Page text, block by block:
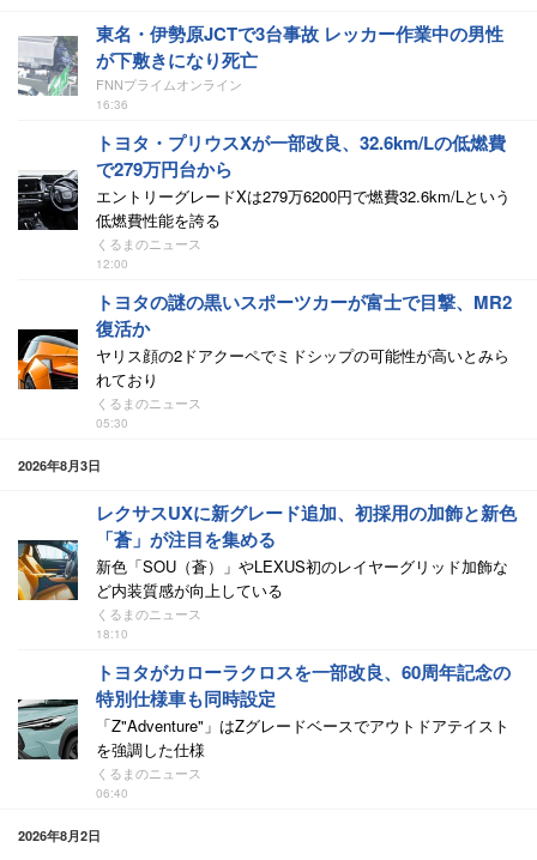
東名・伊勢原JCTで3台事故 レッカー作業中の男性
が下敷きになり死亡
FNNプライムオンライン
16:36
トヨタ・プリウスXが一部改良、32.6km/Lの低燃費
で279万円台から
エントリーグレードXは279万6200円で燃費32.6km/Lという
低燃費性能を誇る
くるまのニュース
12:00
トヨタの謎の黒いスポーツカーが富士で目撃、MR2
復活か
ヤリス顔の2ドアクーペでミドシップの可能性が高いとみら
れており
くるまのニュース
05:30
2026年8月3日
レクサスUXに新グレード追加、初採用の加飾と新色
「蒼」が注目を集める
新色「SOU（蒼）」やLEXUS初のレイヤーグリッド加飾な
ど内装質感が向上している
くるまのニュース
18:10
トヨタがカローラクロスを一部改良、60周年記念の
特別仕様車も同時設定
「Z"Adventure"」はZグレードベースでアウトドアテイスト
を強調した仕様
くるまのニュース
06:40
2026年8月2日